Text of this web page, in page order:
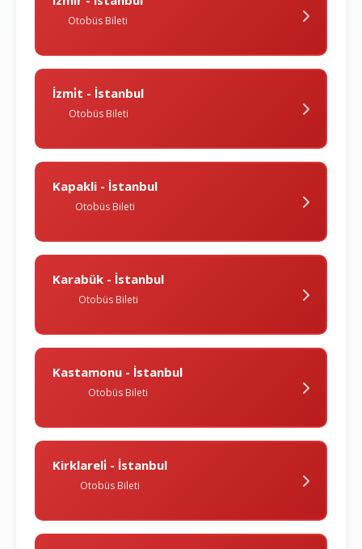
Otobüs Bileti
İzmi̇t - İstanbul
Otobüs Bileti
Kapakli - İstanbul
Otobüs Bileti
Karabük - İstanbul
Otobüs Bileti
Kastamonu - İstanbul
Otobüs Bileti
Kirklareli̇ - İstanbul
Otobüs Bileti